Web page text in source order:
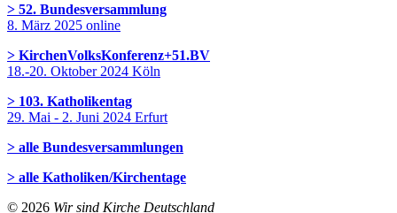
> 52. Bundesversammlung
8. März 2025 online
> KirchenVolksKonferenz+51.BV
18.-20. Oktober 2024 Köln
> 103. Katholikentag
29. Mai - 2. Juni 2024 Erfurt
> alle Bundesversammlungen
> alle Katholiken/Kirchentage
© 2026 Wir sind Kirche Deutschland